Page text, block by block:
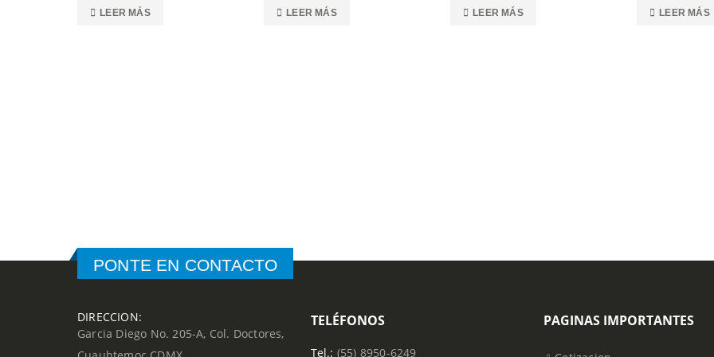
LEER MÁS LEER MÁS LEER MÁS LEER MÁS
PONTE EN CONTACTO
DIRECCION:
Garcia Diego No. 205-A, Col. Doctores,
TELÉFONOS
Tel.: (55) 8950-6249
PAGINAS IMPORTANTES